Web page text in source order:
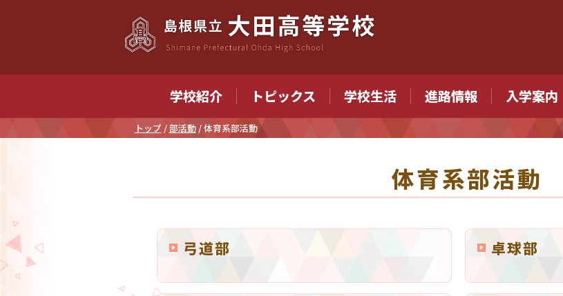
学校紹介 トピックス 学校生活 進路情報 入学案内
現
トップ /部活動/体育系部活動
体育系部活動
弓道部 卓球部